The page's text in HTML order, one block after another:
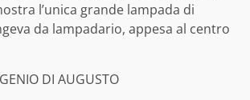
l’unica grande lampada di
da lampadario, appesa al centro
DI AUGUSTO